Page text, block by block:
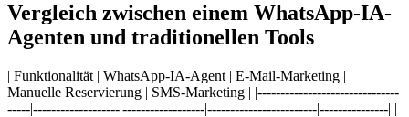
Vergleich zwischen einem WhatsApp-IA-
Agenten und traditionellen Tools
| Funktionalität | WhatsApp-IA-Agent | E-Mail-Marketing |
Manuelle Reservierung | SMS-Marketing | |-------------------------------
-----|-------------------|------------------|------------------------|---------------| |